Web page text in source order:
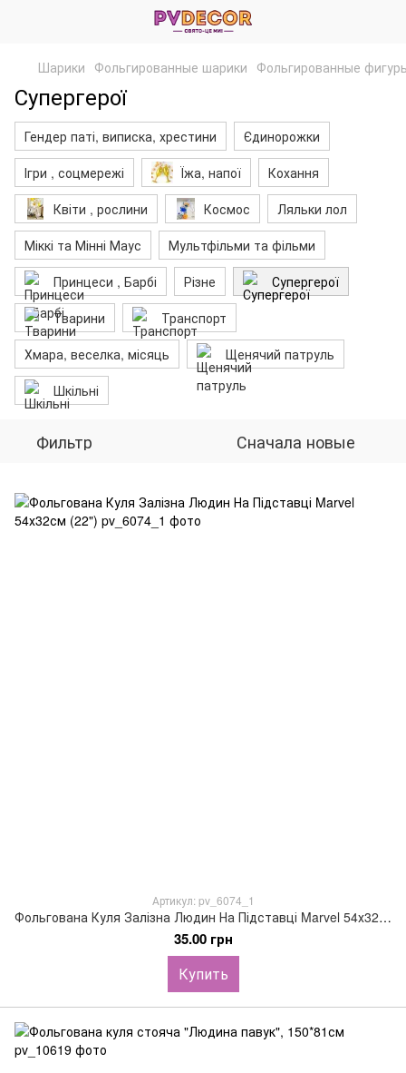
Шарики Фольгированные шарики Фольгированные
Супергерої
Гендер паті, виписка, хрестини
Єдинорожки
Ігри , соцмережі
Їжа, напої
Кохання
Квіти , рослини
Космос
Ляльки лол
Міккі та Мінні Маус
Мультфільми та фільми
Принцеси , Барбі
Різне
Супергерої
Тварини
Транспорт
Хмара, веселка, місяць
Щенячий патруль
Шкільні
Фильтр Сначала новые
Артикул: pv_6074_1
Фольгована Куля Залізна Людин На Підставці Marvel 54х32см (22")
35.00 грн
Купить